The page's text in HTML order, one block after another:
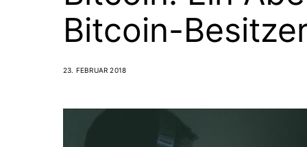
Bitcoin-
23. FEBRUAR 2018